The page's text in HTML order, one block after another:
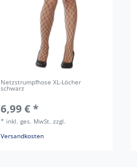
Netzstrumpfhose XL-Löcher
schwarz
6,99 € *
* inkl. ges. MwSt. zzgl.
Versandkosten